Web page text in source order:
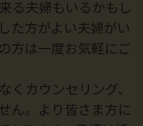
る夫婦もいるかもし
た方がよい夫婦がい
方は一度お気軽にご
くカウンセリング、
ん。より皆さま方に